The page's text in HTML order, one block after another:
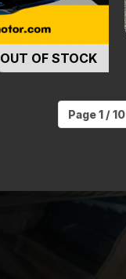
OUT OF STOCK
Page 1 / 10